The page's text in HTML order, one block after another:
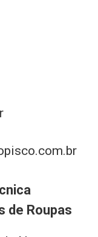
de Roupas